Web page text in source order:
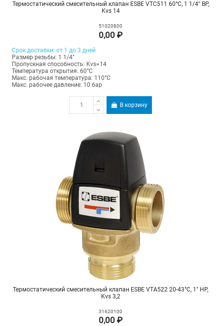
Термостатический смесительный клапан ESBE VTC511 60°С, 1 1/4" ВР,
Kvs 14
51020800
0,00 ₽
Срок доставки: от 1 до 3 дней
Размер резьбы: 1 1/4"
Пропускная способность: Kvs=14
Температура открытия: 60°С
Макс. рабочая температура: 110°C
Макс. рабочее давление: 10 бар
В корзину
Термостатический смесительный клапан ESBE VTA522 20-43°С, 1" НР,
Kvs 3,2
31620100
0,00 ₽